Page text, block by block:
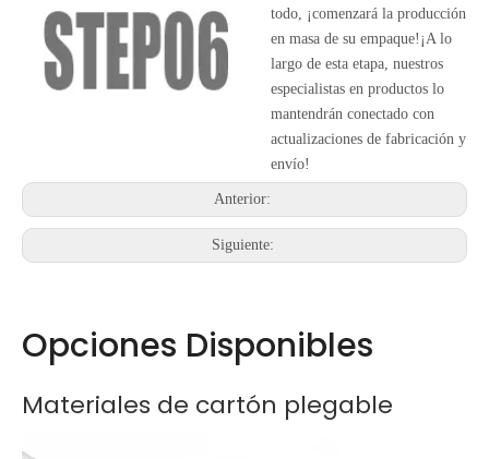
todo, ¡comenzará la producción
en masa de su empaque!¡A lo
largo de esta etapa, nuestros
especialistas en productos lo
mantendrán conectado con
actualizaciones de fabricación y
envío!
Anterior:
Siguiente:
Opciones Disponibles
Materiales de cartón plegable